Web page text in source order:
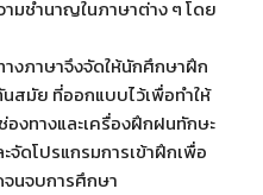
มชำนาญในภาษาต่าง ๆ โดย
งภาษาจึงจัดให้นักศึกษาฝึก
มัย ที่ออกแบบไว้เพื่อทำให้
งทางและเครื่องฝึกฝนทักษะ
จัดโปรแกรมการเข้าฝึกเพื่อ
นจบการศึกษา